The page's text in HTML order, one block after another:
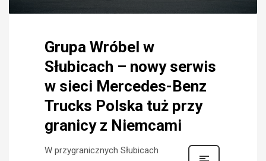
Grupa Wróbel w
Słubicach – nowy serwis
w sieci Mercedes-Benz
Trucks Polska tuż przy
granicy z Niemcami
W przygranicznych Słubicach